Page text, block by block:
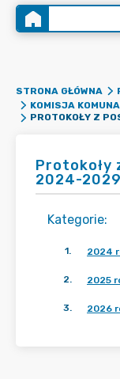
STRONA GŁÓWNA
KOMISJA
Protokoły
2024-2029
Kategorie:
1. 2024
2. 2025
3. 2026